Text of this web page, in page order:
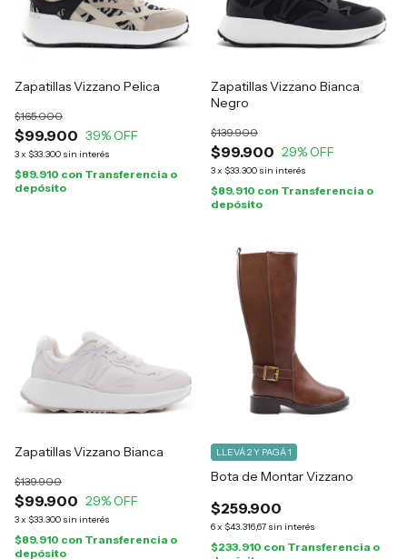
Zapatillas Vizzano Pelica
$99.900
$165.000
39% OFF
3x $33.300 sin interés
$89.910 con Transferencia o
depósito
Zapatillas Vizzano Bianca
Negro
$99.900
$139.900
29% OFF
3x $33.300 sin interés
$89.910 con Transferencia o
depósito
Zapatillas Vizzano Bianca
$99.900
$139.900
29% OFF
3x $33.300 sin interés
$89.910 con Transferencia o
depósito
Bota de Montar Vizzano
$259.900
6x $43.316,67 sin interés
LLEVÁ 2 Y PAGÁ 1
$233.910 con Transferencia o